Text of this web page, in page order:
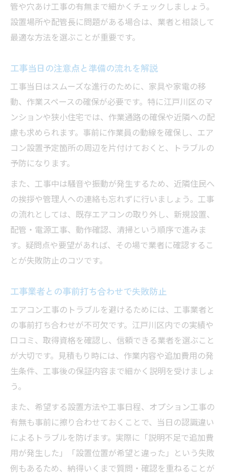
管や穴あけ工事の有無まで細かくチェックしましょう。
設置場所や配管長に問題がある場合は、業者と相談して
最適な方法を選ぶことが重要です。
工事当日の注意点と準備の流れを解説
工事当日はスムーズな進行のために、家具や家電の移
動、作業スペースの確保が必要です。特に江戸川区のマ
ンションや狭小住宅では、作業通路の確保や近隣への配
慮も求められます。事前に作業員の動線を確保し、エア
コン設置予定箇所の周辺を片付けておくと、トラブルの
予防になります。
また、工事中は騒音や振動が発生するため、近隣住民へ
の挨拶や管理人への連絡も忘れずに行いましょう。工事
の流れとしては、既存エアコンの取り外し、新規設置、
配管・電源工事、動作確認、清掃という順序で進みま
す。疑問点や要望があれば、その場で業者に確認するこ
とが失敗防止のコツです。
工事業者との事前打ち合わせで失敗防止
エアコン工事のトラブルを避けるためには、工事業者と
の事前打ち合わせが不可欠です。江戸川区内での実績や
口コミ、取得資格を確認し、信頼できる業者を選ぶこと
が大切です。見積もり時には、作業内容や追加費用の発
生条件、工事後の保証内容まで細かく説明を受けましょ
う。
また、希望する設置方法や工事日程、オプション工事の
有無も事前に擦り合わせておくことで、当日の認識違い
によるトラブルを防げます。実際に「説明不足で追加費
用が発生した」「設置位置が希望と違った」という失敗
例もあるため、納得いくまで質問・確認を重ねることが